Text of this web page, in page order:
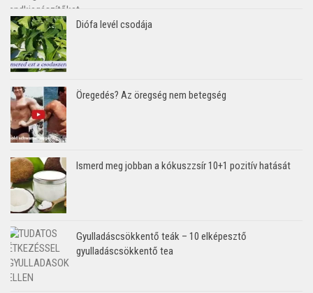
Diófa levél csodája
Öregedés? Az öregség nem betegség
Ismerd meg jobban a kókuszzsír 10+1 pozitív hatását
Gyulladáscsökkentő teák – 10 elképesztő
gyulladáscsökkentő tea